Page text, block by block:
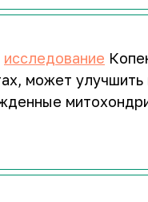
исследование
может